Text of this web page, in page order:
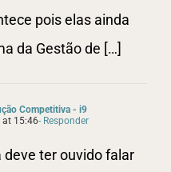
pois elas ainda
da Gestão de […]
Competitiva - i9
at 15:46- Responder
ter ouvido falar